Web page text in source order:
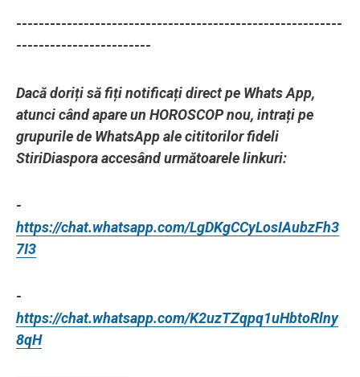
----------------------------------------------------------
------------------------
Dacă doriți să fiți notificați direct pe Whats App,
atunci când apare un HOROSCOP nou, intrați pe
grupurile de WhatsApp ale cititorilor fideli
StiriDiaspora accesând următoarele linkuri:
-
https://chat.whatsapp.com/LgDKgCCyLosIAubzFh3
7I3
-
https://chat.whatsapp.com/K2uzTZqpq1uHbtoRlny
8qH